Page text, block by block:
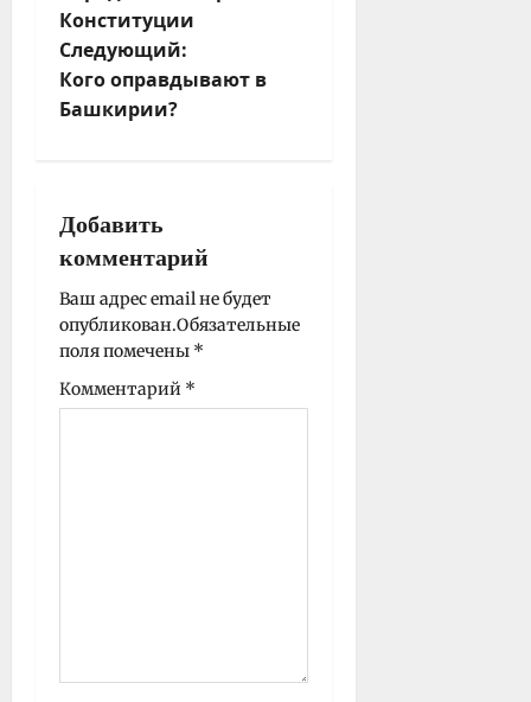
и
г
а
ц
а
п
и
с
и
Конституции
Следующий:
Кого оправдывают в
Башкирии?
Добавить
комментарий
Ваш адрес email не будет
опубликован.Обязательные
поля помечены *
Комментарий *